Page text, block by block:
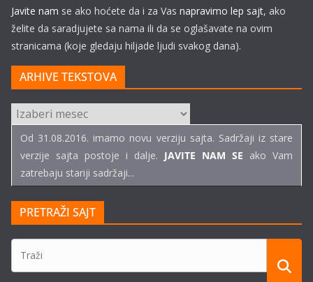
Javite nam se ako hoćete da i za Vas napravimo lep sajt, ako
želite da saradjujete sa nama ili da se oglašavate na ovim
stranicama (koje gledaju hiljade ljudi svakog dana).
ARHIVE TEKSTOVA
ARHIVE
TEKSTOVA
Od 31.08.2016. imamo novu verziju sajta. Sadržaji iz stare
verzije sajta postoje i dalje. JAVITE NAM SE ako Vam
zatrebaju stariji sadržaji...
PRETRAŽI SAJT